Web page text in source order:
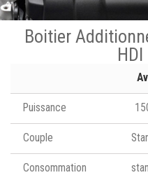
Boitier
Puissance
Couple
Consommation